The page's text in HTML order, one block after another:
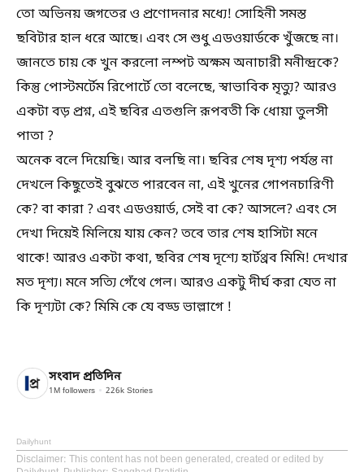
তো অভিনয় জগতের ও প্রণোদনার মধ্যে! সোহিনী সমস্ত
ছবিটার হাল ধরে আছে। এবং সে শুধু এডওয়ার্ডকে খুঁজছে না।
জানতে চায় কে খুন করলো লম্পট অক্ষম অনাচারী মনীন্দ্রকে?
কিন্তু পোস্টমর্টেম রিপোর্টে তো বলেছে, স্বাভাবিক মৃত্যু? আরও
একটা বড় প্রশ্ন, এই ছবির এতগুলি রূপবতী কি ধোয়া তুলসী
পাতা ?
অনেক বলে দিয়েছি। আর বলছি না। ছবির শেষ দৃশ্য পর্যন্ত না
দেখলে কিছুতেই বুঝতে পারবেন না, এই খুনের গোপনচারিণী
কে? বা কারা ? এবং এডওয়ার্ড, সেই বা কে? আসলে? এবং সে
দেখা দিয়েই মিলিয়ে যায় কেন? তবে তার শেষ হাসিটা মনে
থাকে! আরও একটা কথা, ছবির শেষ দৃশ্যে হার্টথ্রব মিমি! দেখার
মত দৃশ্য। মনে সত্যি গেঁথে গেল। আরও একটু দীর্ঘ করা যেত না
কি দৃশ্যটা কে? মিমি কে যে বড্ড ভাল্লাগে !
সংবাদ প্রতিদিন
1M followers 226k Stories
Dailyhunt
Disclaimer: This content has not been generated, created or edited by